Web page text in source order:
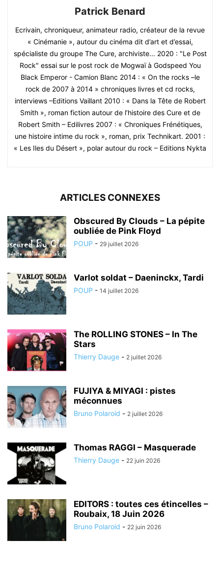
Patrick Benard
Ecrivain, chroniqueur, animateur radio, créateur de la revue
« Cinémanie », autour du cinéma dit d’art et d’essai,
spécialiste du groupe The Cure, archiviste... 2020 : "Le Post
Rock" essai sur le post rock de Mogwaï à Godspeed You
Black Emperor - Camion Blanc 2014 : « On the rocks –le
rock de 2007 à 2014 » chroniques livres et cd rocks,
interviews –Editions Vaillant 2010 : « Dans la Tête de Robert
Smith », roman fiction autour de l’histoire des Cure et de
Robert Smith – Edilivres 2007 : « Chroniques Frénétiques,
une histoire intime du rock », roman, prix Technikart. 2001 :
« Les Iles du Désert », polar autour du rock – Editions Nykta
ARTICLES CONNEXES
Obscured By Clouds – La pépite
oubliée de Pink Floyd
POUP - 29 juillet 2026
Varlot soldat – Daeninckx, Tardi
POUP - 14 juillet 2026
The ROLLING STONES – In The
Stars
Thierry Dauge - 2 juillet 2026
FUJIYA & MIYAGI : pistes
méconnues
Bruno Polaroid - 2 juillet 2026
Thomas RAGGI – Masquerade
Thierry Dauge - 22 juin 2026
EDITORS : toutes ces étincelles –
Roubaix, 18 Juin 2026
Bruno Polaroid - 22 juin 2026